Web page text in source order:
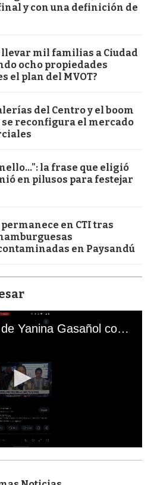
y con una definición de
mil familias a Ciudad
ocho propiedades
el plan del MVOT?
del Centro y el boom
se reconfigura el mercado
la frase que eligió
en pilusos para festejar
en CTI tras
en Paysandú
El mal momento de Yanina Gasañol con un hincha argentino en "Subrayado"